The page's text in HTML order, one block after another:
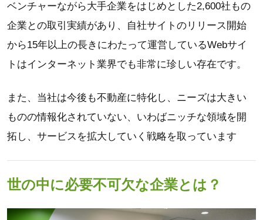
ベンチャーながら大手企業をはじめとした2,600社もの
企業との取引実績があり、自社サイトのリリース開始
から15年以上の長きにわたって運営しているWebサイ
トはインターネット業界でも非常に珍しい存在です。
また、当社は今後も不動産に特化し、ニーズは大きい
ものの情報化されていない、いわばニッチな領域を開
拓し、サービスを拡大していく戦略を取っています
世の中に必要不可欠な企業とは？